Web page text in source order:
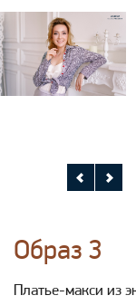
Образ 3
Платье-макси из